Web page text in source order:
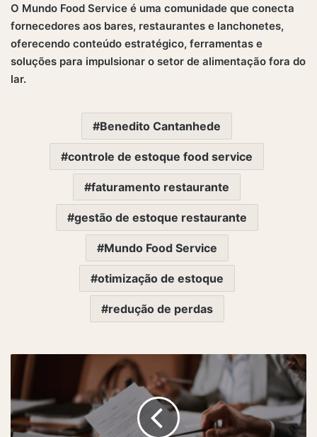
O Mundo Food Service é uma comunidade que conecta
fornecedores aos bares, restaurantes e lanchonetes,
oferecendo conteúdo estratégico, ferramentas e
soluções para impulsionar o setor de alimentação fora do
lar.
Benedito Cantanhede
controle de estoque food service
faturamento restaurante
gestão de estoque restaurante
Mundo Food Service
otimização de estoque
redução de perdas
Contrato
O
Documento
que